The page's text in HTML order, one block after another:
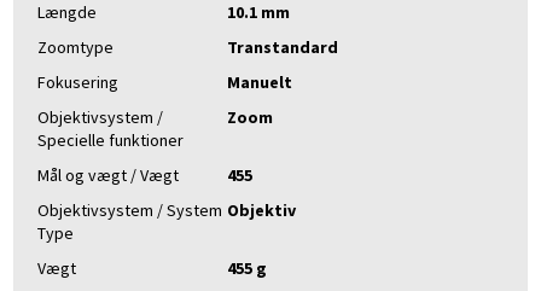
Længde
10.1 mm
Zoomtype
Transtandard
Fokusering
Manuelt
Objektivsystem /
Specielle funktioner
Zoom
Mål og vægt / Vægt
455
Objektivsystem / System
Type
Objektiv
Vægt
455 g